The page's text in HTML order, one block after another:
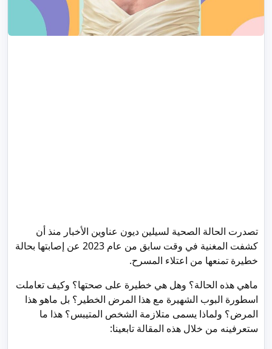
تصدرت الحالة الصحية لسيلين ديون عناوين الأخبار منذ أن
كشفت المغنية في وقت سابق من عام 2023 عن إصابتها بحالة
خطيرة تمنعها من اعتلاء المسرح.
ماهي هذه الحالة؟ وهل هي خطيرة على صحتها؟ وكيف تعاملت
اسطورة البوب الشهيرة مع هذا المرض الخطير؟ بل ماهو هذا
المرض؟ ولماذا يسمى متلازمة الشخص المتيبس؟ هذا ما
ستعرفينه من خلال هذه المقالة تابعينا: